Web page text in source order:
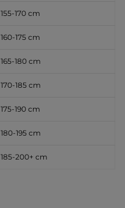
155-170 cm
160-175 cm
165-180 cm
170-185 cm
175-190 cm
180-195 cm
185-200+ cm